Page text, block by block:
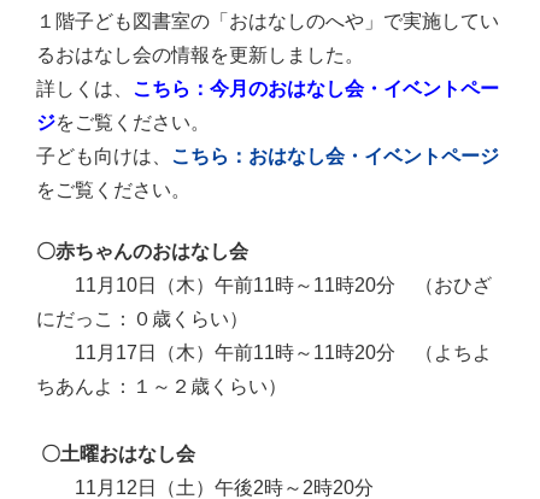
１階子ども図書室の「おはなしのへや」で実施してい
るおはなし会の情報を更新しました。
詳しくは、 こちら：今月のおはなし会・イベントペー
ジをご覧ください。
子ども向けは、 こちら：おはなし会・イベントページ
をご覧ください。
〇赤ちゃんのおはなし会
11月10日（木）午前11時～11時20分
（おひざ
にだっこ：０歳くらい）
11月17日（木）午前11時～11時20分
（よちよ
ちあんよ：１～２歳くらい）
〇土曜おはなし会
11月12日（土）午後2時～2時20分